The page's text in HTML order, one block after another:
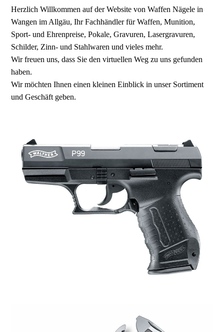
Herzlich Willkommen auf der Website von Waffen Nägele in
Wangen im Allgäu, Ihr Fachhändler für Waffen, Munition,
Sport- und Ehrenpreise, Pokale, Gravuren, Lasergravuren,
Schilder, Zinn- und Stahlwaren und vieles mehr.
Wir freuen uns, dass Sie den virtuellen Weg zu uns gefunden
haben.
Wir möchten Ihnen einen kleinen Einblick in unser Sortiment
und Geschäft geben.